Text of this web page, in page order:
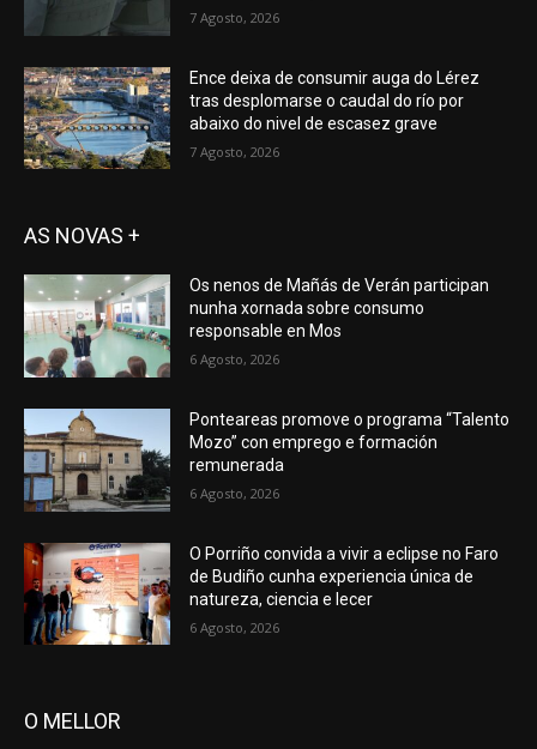
7 Agosto, 2026
Ence deixa de consumir auga do Lérez
tras desplomarse o caudal do río por
abaixo do nivel de escasez grave
7 Agosto, 2026
AS NOVAS +
Os nenos de Mañás de Verán participan
nunha xornada sobre consumo
responsable en Mos
6 Agosto, 2026
Ponteareas promove o programa “Talento
Mozo” con emprego e formación
remunerada
6 Agosto, 2026
O Porriño convida a vivir a eclipse no Faro
de Budiño cunha experiencia única de
natureza, ciencia e lecer
6 Agosto, 2026
O MELLOR